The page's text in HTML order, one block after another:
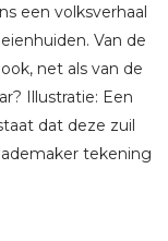
een volksverhaal
Van de
net als van de
Illustratie: Een
dat deze zuil
tekening